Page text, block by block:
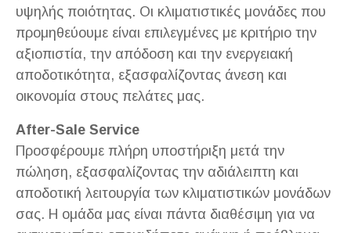
υψηλής ποιότητας. Οι κλιματιστικές μονάδες που
προμηθεύουμε είναι επιλεγμένες με κριτήριο την
αξιοπιστία, την απόδοση και την ενεργειακή
αποδοτικότητα, εξασφαλίζοντας άνεση και
οικονομία στους πελάτες μας.
After-Sale Service
Προσφέρουμε πλήρη υποστήριξη μετά την
πώληση, εξασφαλίζοντας την αδιάλειπτη και
αποδοτική λειτουργία των κλιματιστικών μονάδων
σας. Η ομάδα μας είναι πάντα διαθέσιμη για να